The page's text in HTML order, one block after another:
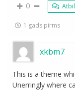
0
1 gads pirms
xkbm7
This is a theme
Unerringly where